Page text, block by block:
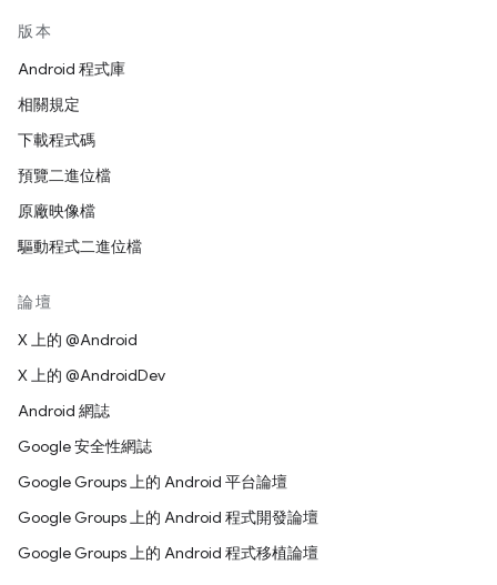
版本
Android 程式庫
相關規定
下載程式碼
預覽二進位檔
原廠映像檔
驅動程式二進位檔
論壇
X 上的 @Android
X 上的 @AndroidDev
Android 網誌
Google 安全性網誌
Google Groups 上的 Android 平台論壇
Google Groups 上的 Android 程式開發論壇
Google Groups 上的 Android 程式移植論壇